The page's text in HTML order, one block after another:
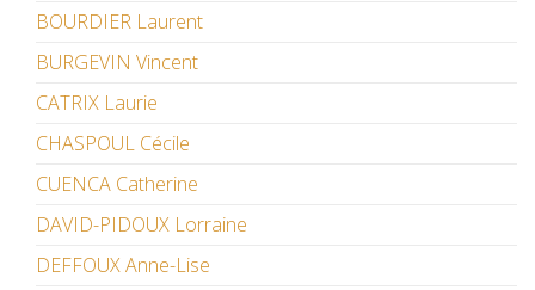
BOURDIER Laurent
BURGEVIN Vincent
CATRIX Laurie
CHASPOUL Cécile
CUENCA Catherine
DAVID-PIDOUX Lorraine
DEFFOUX Anne-Lise